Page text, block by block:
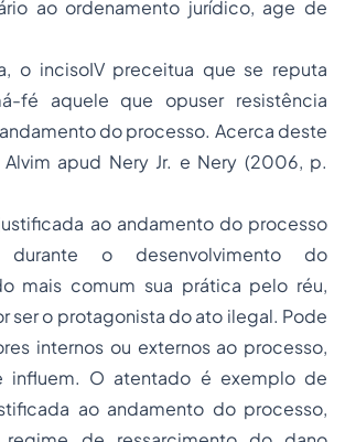
ao ordenamento jurídico, age de
o incisoIV preceitua que se reputa
fé aquele que opuser resistência
do processo. Acerca deste
Alvim apud Nery Jr. e Nery (2006, p.
ao andamento do processo
durante o desenvolvimento do
mais comum sua prática pelo réu,
ser o protagonista do ato ilegal. Pode
internos ou externos ao processo,
influem. O atentado é exemplo de
ao andamento do processo,